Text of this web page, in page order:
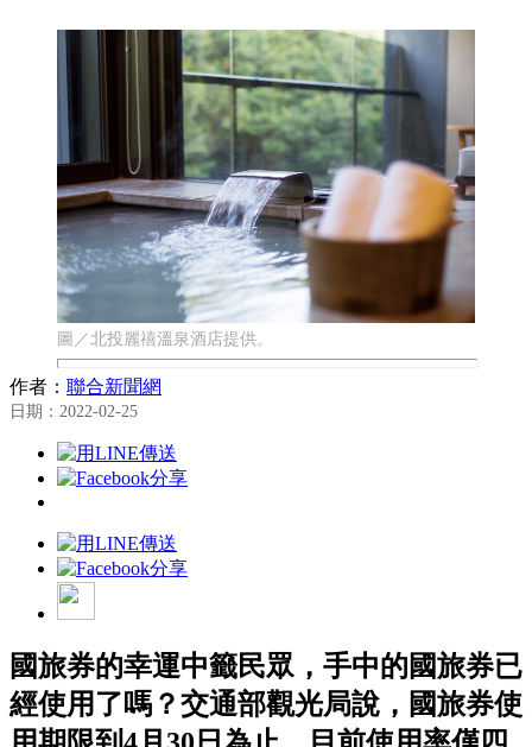
圖／北投麗禧溫泉酒店提供。
作者： 聯合新聞網
日期：2022-02-25
國旅券的幸運中籤民眾，手中的國旅券已
經使用了嗎？交通部觀光局說，國旅券使